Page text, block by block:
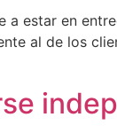
estar en
al de los